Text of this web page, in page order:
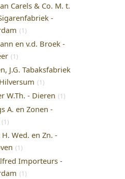
Carels & Co. M. t.
-
(1)
en v.d. Broek -
(1)
J.G. Tabaksfabriek
(1)
W.Th. - Dieren (1)
A. en Zonen -
(1)
Wed. en Zn. -
(1)
Importeurs -
(1)